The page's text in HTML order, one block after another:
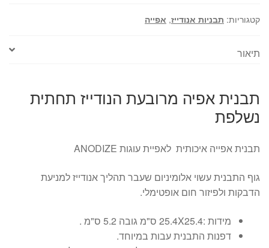
קטגוריות: תבניות אנודייז, אפייה
תיאור
תבנית אפיה מרובעת הנודייז תחתית
נשלפת
תבנית אפייה איכותית לאפיית עוגות ANODIZE
גוף התבנית עשוי אלומיניום שעבר תהליך אנודייז למניעת
הדבקות ולפיזור חום אופטימלי.
מידות :25.4X25.4 ס"מ גובה 5.2 ס"מ .
דפנות התבנית עבות במיוחד.